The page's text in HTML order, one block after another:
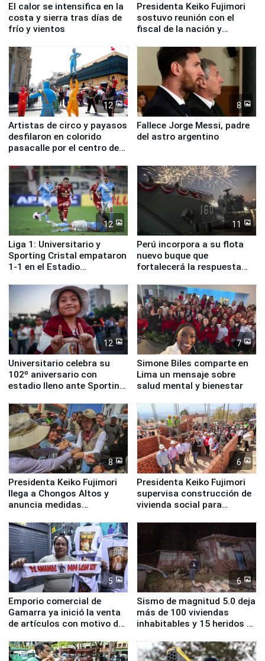
El calor se intensifica en la
costa y sierra tras días de
frío y vientos
Presidenta Keiko Fujimori
sostuvo reunión con el
fiscal de la nación y
12
Artistas de circo y payasos
desfilaron en colorido
pasacalle por el centro de
8
Fallece Jorge Messi, padre
del astro argentino
12
Liga 1: Universitario y
Sporting Cristal empataron
1-1 en el Estadio
11
Perú incorpora a su flota
nuevo buque que
fortalecerá la respuesta
12
Universitario celebra su
102º aniversario con
estadio lleno ante Sporting
7
Simone Biles comparte en
Lima un mensaje sobre
salud mental y bienestar
8
Presidenta Keiko Fujimori
llega a Chongos Altos y
anuncia medidas
educación, salud y empleo
6
Presidenta Keiko Fujimori
supervisa construcción de
vivienda social para
5
Emporio comercial de
Gamarra ya inició la venta
de artículos con motivo de
6
Sismo de magnitud 5.0 deja
más de 100 viviendas
inhabitables y 15 heridos en